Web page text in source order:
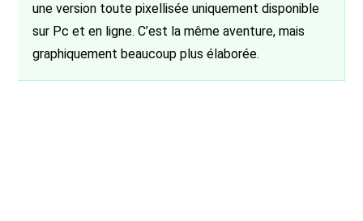
une version toute pixellisée uniquement disponible
sur Pc et en ligne. C’est la même aventure, mais
graphiquement beaucoup plus élaborée.